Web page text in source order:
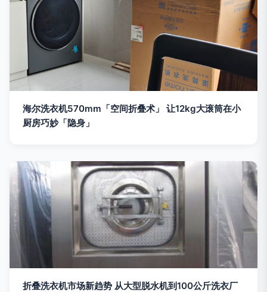
海尔洗衣机570mm「空间折叠术」 让12kg大滚筒在小
厨房巧妙「隐身」
折叠洗衣机市场新趋势 从大型脱水机到100公斤洗衣厂